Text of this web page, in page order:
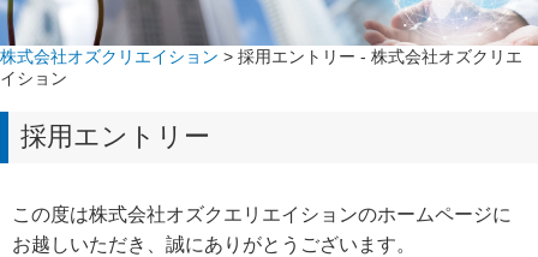
株式会社オズクリエイション > 採用エントリー - 株式会社オズクリエ
イション
採用エントリー
この度は株式会社オズクエリエイションのホームページに
お越しいただき、誠にありがとうございます。